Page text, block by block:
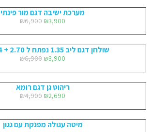
מערכת ישיבה דגם מור פינתי
₪6,900 ₪3,900
שולחן דגם ליב 1.35 נפתח ל 2.70 + 4 כסאות
₪6,900 ₪3,900
ריהוט גן דגם רומא
₪4,900 ₪2,690
מיטה עגולה מפנקת עם גגון